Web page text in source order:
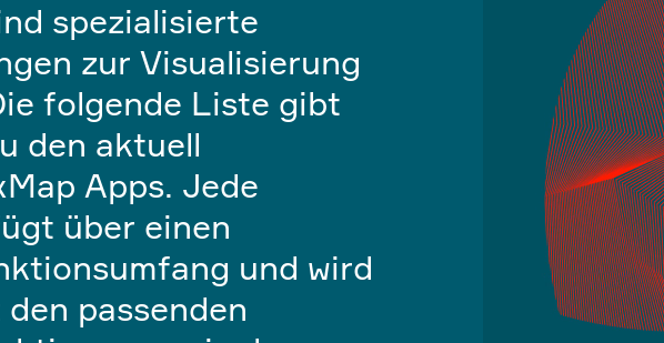
spezialisierte
zur Visualisierung
folgende Liste gibt
den aktuell
Apps. Jede
über einen
und wird
passenden